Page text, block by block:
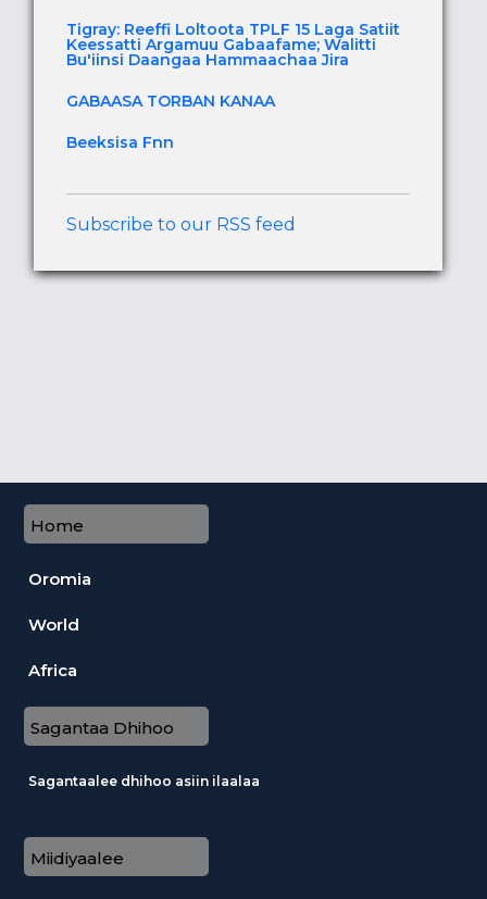
Tigray: Reeffi Loltoota TPLF 15 Laga Satiit
Keessatti Argamuu Gabaafame; Walitti
Bu'iinsi Daangaa Hammaachaa Jira
GABAASA TORBAN KANAA
Beeksisa Fnn
Subscribe to our RSS feed
Home
Oromia
World
Africa
Sagantaa Dhihoo
Sagantaalee dhihoo asiin ilaalaa
Miidiyaalee